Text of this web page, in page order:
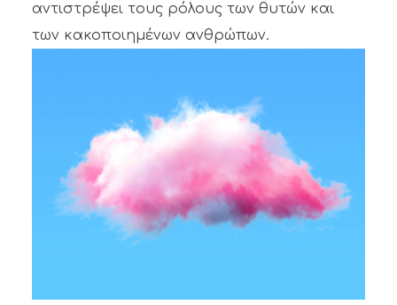
αντιστρέψει τους ρόλους των θυτών και
των κακοποιημένων ανθρώπων.